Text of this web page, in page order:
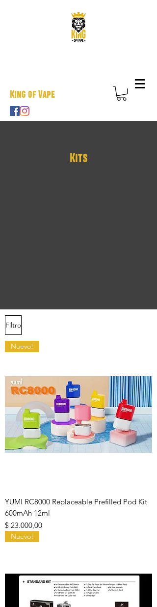
King of Vape
Kits
Filtro
Nuevo!
YUMI RC8000 Replaceable Prefilled Pod Kit
600mAh 12ml
Precio
$ 23.000,00
Nuevo!